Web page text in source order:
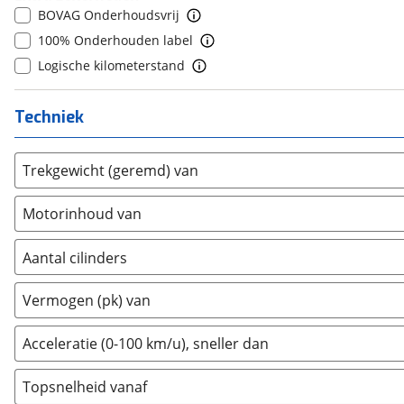
Casalini (1)
Changan (41)
Chatenet (0)
Chevrolet (47)
Chrysler
Citroën
Cupra (1144)
Dacia (1466)
Daewoo (1)
Daihatsu
Daimler (2)
DFSK (16 )
Dodge (4)
Dongfeng (92)
Donkervoort (1)
DS (494)
8 (0)
9 (0)
10+ (0)
BOVAG Onderhoudsvrij
100% Onderhouden label
Logische kilometerstand
Techniek
Trekgewicht (geremd) van
Motorinhoud van
Aantal cilinders
2 (0)
3 )
5 (0)
6 (0)
Vermogen (pk) van
Acceleratie (0-100 km/u), sneller dan
Topsnelheid vanaf